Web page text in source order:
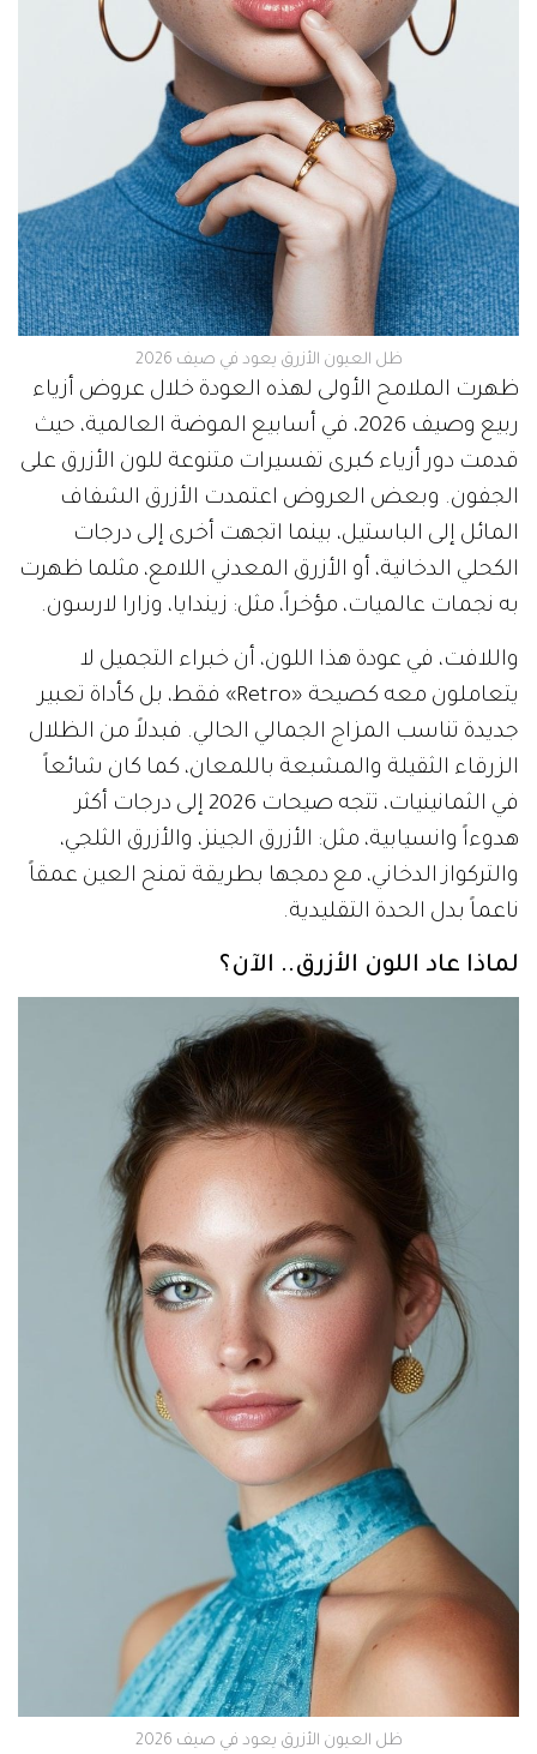
ظل العيون الأزرق يعود في صيف 2026
ظهرت الملامح الأولى لهذه العودة خلال عروض أزياء
ربيع وصيف 2026، في أسابيع الموضة العالمية، حيث
قدمت دور أزياء كبرى تفسيرات متنوعة للون الأزرق على
الجفون. وبعض العروض اعتمدت الأزرق الشفاف
المائل إلى الباستيل، بينما اتجهت أخرى إلى درجات
الكحلي الدخانية، أو الأزرق المعدني اللامع، مثلما ظهرت
به نجمات عالميات، مؤخراً، مثل: زيندايا، وزارا لارسون.
واللافت، في عودة هذا اللون، أن خبراء التجميل لا
يتعاملون معه كصيحة «Retro» فقط، بل كأداة تعبير
جديدة تناسب المزاج الجمالي الحالي. فبدلاً من الظلال
الزرقاء الثقيلة والمشبعة باللمعان، كما كان شائعاً
في الثمانينيات، تتجه صيحات 2026 إلى درجات أكثر
هدوءاً وانسيابية، مثل: الأزرق الجينز، والأزرق الثلجي،
والتركواز الدخاني، مع دمجها بطريقة تمنح العين عمقاً
ناعماً بدل الحدة التقليدية.
لماذا عاد اللون الأزرق.. الآن؟
ظل العيون الأزرق يعود في صيف 2026